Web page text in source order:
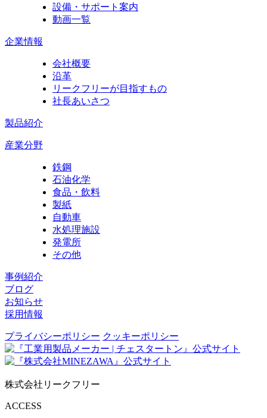
設備・サポート案内
動画一覧
企業情報
会社概要
沿革
リークフリーが目指すもの
社長あいさつ
製品紹介
産業分野
鉄鋼
石油化学
食品・飲料
製紙
自動車
水処理施設
発電所
その他
事例紹介
ブログ
お知らせ
採用情報
プライバシーポリシー クッキーポリシー
株式会社リークフリー
ACCESS